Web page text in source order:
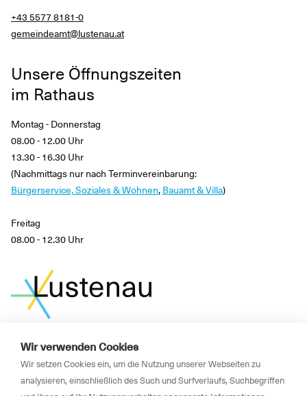
Wir verwenden Cookies
Wir setzen Cookies ein, um die Nutzung unserer Webseiten zu
analysieren, einschließlich des Such und Surfverlaufs, Suchbegriffen
+43 5577 8181-0
gemeindeamt@lustenau.at
Unsere Öffnungszeiten
im Rathaus
Montag - Donnerstag
08.00 - 12.00 Uhr
13.30 - 16.30 Uhr
(Nachmittags nur nach Terminvereinbarung:
Bürgerservice, Soziales & Wohnen, Bauamt & Villa)
Freitag
08.00 - 12.30 Uhr
News
Newsletter